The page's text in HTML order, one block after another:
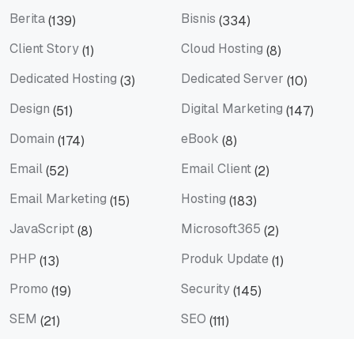
Berita(139) Bisnis (334)
Client Story(1) Cloud Hosting (8)
Dedicated Hosting (3) Dedicated Server (10)
Design (51) Digital Marketing (147)
Domain (174) eBook (8)
Email(52) Email Client(2)
Email Marketing (15) Hosting (183)
JavaScript(8) Microsoft365 (2)
PHP (13) Produk Update (1)
Promo (19) Security(145)
SEM (21) SEO (111)